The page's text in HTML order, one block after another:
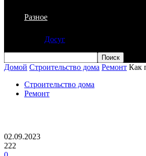
Разное
Досуг
Домой Строительство дома Ремонт Как
Строительство дома
Ремонт
02.09.2023
222